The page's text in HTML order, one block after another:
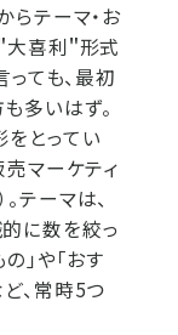
らテーマ・お
喜利＂形式
っても、最初
多いはず。
をとってい
マーケティ
テーマは、
に数を絞っ
」や「おす
、常時5つ